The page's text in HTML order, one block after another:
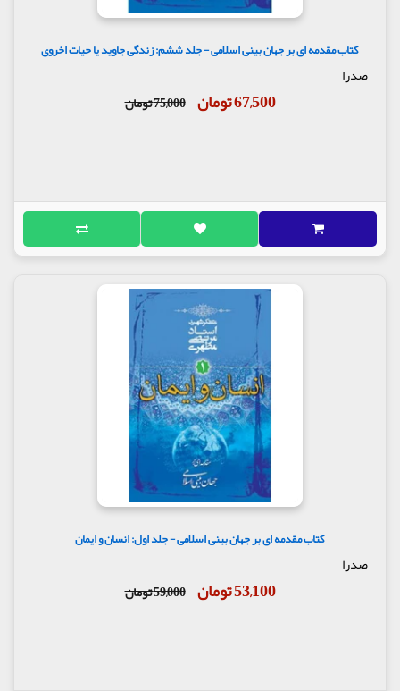
کتاب مقدمه ای بر جهان بینی اسلامی - جلد ششم: زندگی جاوید یا حیات اخروی
صدرا
67,500 تومان 75,000 تومان
کتاب مقدمه ای بر جهان بینی اسلامی - جلد اول: انسان و ایمان
صدرا
53,100 تومان 59,000 تومان